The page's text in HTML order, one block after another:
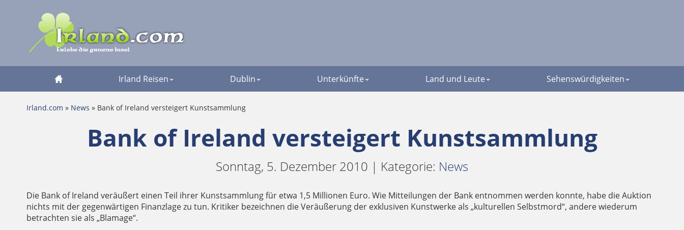
Irland Reisen Dublin Unterkünfte Land und Leute Sehenswürdigkeiten
Irland.com » News » Bank of Ireland versteigert Kunstsammlung
Bank of Ireland versteigert Kunstsammlung
Sonntag, 5. Dezember 2010 | Kategorie: News
Die Bank of Ireland veräußert einen Teil ihrer Kunstsammlung für etwa 1,5 Millionen Euro. Wie Mitteilungen der Bank entnommen werden konnte, habe die Auktion
nichts mit der gegenwärtigen Finanzlage zu tun. Kritiker bezeichnen die Veräußerung der exklusiven Kunstwerke als „kulturellen Selbstmord“, andere wiederum
betrachten sie als „Blamage“.